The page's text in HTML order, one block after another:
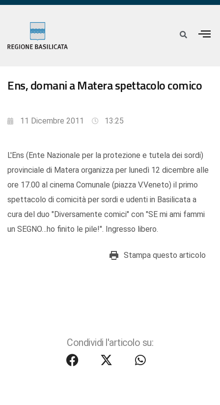
Ens, domani a Matera spettacolo comico
11 Dicembre 2011 13:25
L'Ens (Ente Nazionale per la protezione e tutela dei sordi)
provinciale di Matera organizza per lunedì 12 dicembre alle
ore 17.00 al cinema Comunale (piazza V.Veneto) il primo
spettacolo di comicità per sordi e udenti in Basilicata a
cura del duo "Diversamente comici" con "SE mi ami fammi
un SEGNO…ho finito le pile!". Ingresso libero.
Stampa questo articolo
Condividi l'articolo su: